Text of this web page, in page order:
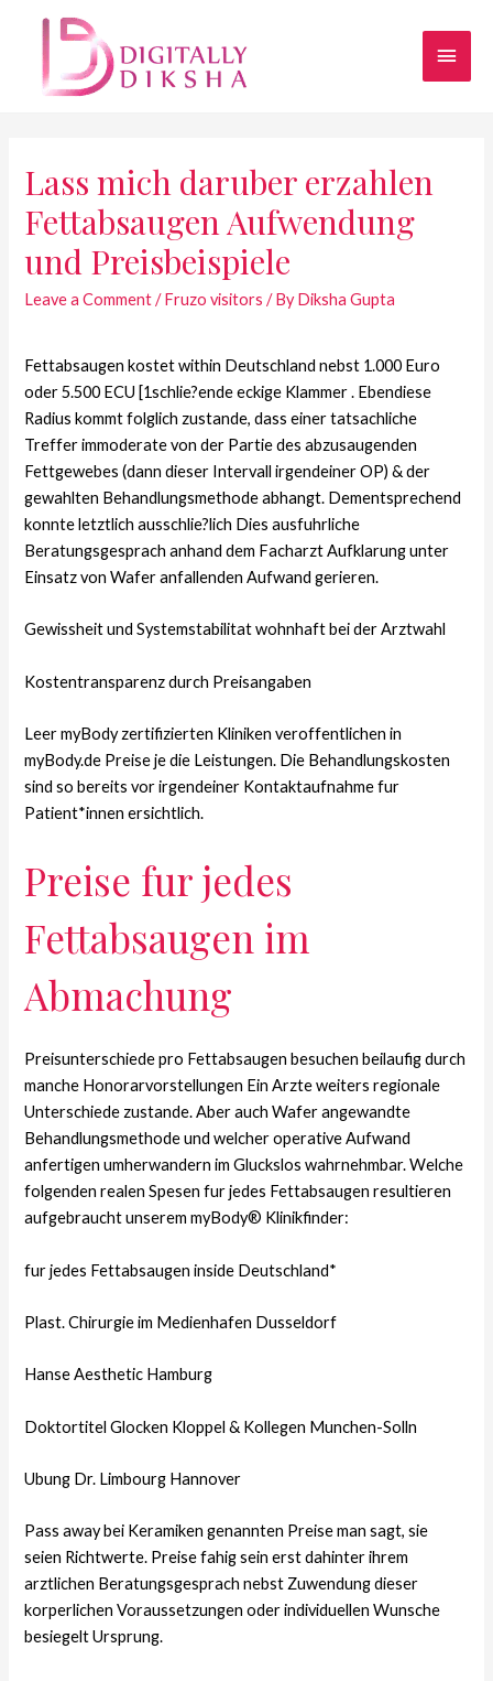
Lass mich daruber erzahlen
Fettabsaugen Aufwendung
und Preisbeispiele
Leave a Comment /Fruzo visitors / ByDiksha Gupta
Fettabsaugen kostet within Deutschland nebst 1.000 Euro
oder 5.500 ECU [1schlie?ende eckige Klammer . Ebendiese
Radius kommt folglich zustande, dass einer tatsachliche
Treffer immoderate von der Partie des abzusaugenden
Fettgewebes (dann dieser Intervall irgendeiner OP) & der
gewahlten Behandlungsmethode abhangt. Dementsprechend
konnte letztlich ausschlie?lich Dies ausfuhrliche
Beratungsgesprach anhand dem Facharzt Aufklarung unter
Einsatz von Wafer anfallenden Aufwand gerieren.
Gewissheit und Systemstabilitat wohnhaft bei der Arztwahl
Kostentransparenz durch Preisangaben
Leer myBody zertifizierten Kliniken veroffentlichen in
myBody.de Preise je die Leistungen. Die Behandlungskosten
sind so bereits vor irgendeiner Kontaktaufnahme fur
Patient*innen ersichtlich.
Preise fur jedes
Fettabsaugen im
Abmachung
Preisunterschiede pro Fettabsaugen besuchen beilaufig durch
manche Honorarvorstellungen Ein Arzte weiters regionale
Unterschiede zustande. Aber auch Wafer angewandte
Behandlungsmethode und welcher operative Aufwand
anfertigen umherwandern im Gluckslos wahrnehmbar. Welche
folgenden realen Spesen fur jedes Fettabsaugen resultieren
aufgebraucht unserem myBody® Klinikfinder:
fur jedes Fettabsaugen inside Deutschland*
Plast. Chirurgie im Medienhafen Dusseldorf
Hanse Aesthetic Hamburg
Doktortitel Glocken Kloppel & Kollegen Munchen-Solln
Ubung Dr. Limbourg Hannover
Pass away bei Keramiken genannten Preise man sagt, sie
seien Richtwerte. Preise fahig sein erst dahinter ihrem
arztlichen Beratungsgesprach nebst Zuwendung dieser
korperlichen Voraussetzungen oder individuellen Wunsche
besiegelt Ursprung.